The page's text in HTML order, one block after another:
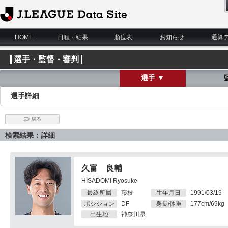
J.League Data Site
HOME
日程・結果 順位表 お知らせ 通算
選手・監督・審判
選手 ▼
選手詳細
戻る
検索結果：詳細
久富 良輔
HISADOMI Ryosuke
最終所属
藤枝
ポジション
DF
出生地
神奈川県
生年月日
1991/03/19
身長/体重
177cm/69kg